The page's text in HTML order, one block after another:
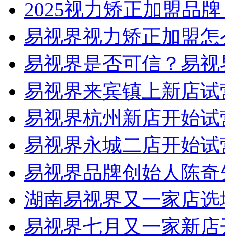
2025视力矫正加盟品
易视界视力矫正加盟
易视界是否可信？易
易视界来宾镇上新店
易视界杭州新店开始
易视界永城二店开始
易视界品牌创始人陈
湖南易视界又一家店
易视界七月又一家新